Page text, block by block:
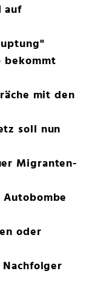
auf
bekommt
mit den
soll nun
Migranten-
oder